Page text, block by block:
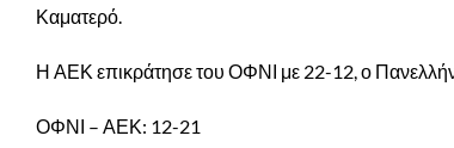
Καματερό.
Η ΑΕΚ επικράτησε του ΟΦΝΙ με 22-12, ο
ΟΦΝΙ – ΑΕΚ: 12-21